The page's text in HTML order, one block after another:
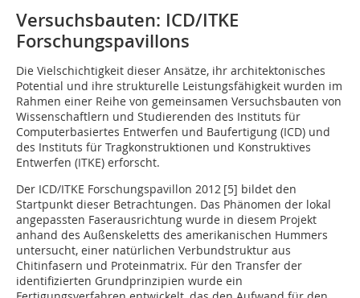
Versuchsbauten: ICD/ITKE
Forschungs­pavillons
Die Vielschichtigkeit dieser Ansätze, ihr architektonisches
Potential und ihre strukturelle Leistungsfähigkeit wurden im
Rahmen einer Reihe von gemeinsamen Versuchsbauten von
Wissenschaftlern und Studierenden des Instituts für
Computerbasiertes Entwerfen und Baufertigung (ICD) und
des Instituts für Tragkonstruktionen und Konstruktives
Entwerfen (ITKE) erforscht.
Der ICD/ITKE Forschungspavillon 2012 [5] bildet den
Startpunkt dieser Betrachtungen. Das Phänomen der lokal
angepassten Faserausrichtung wurde in diesem Projekt
anhand des Außenskeletts des amerikanischen Hummers
untersucht, einer natürlichen Verbundstruktur aus
Chitinfasern und Proteinmatrix. Für den Transfer der
identifizierten Grundprinzipien wurde ein